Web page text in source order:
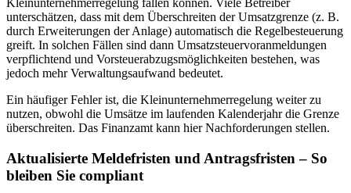
unterschätzen, dass mit dem Überschreiten der Umsatzgrenze (z. B.
durch Erweiterungen der Anlage) automatisch die Regelbesteuerung
greift. In solchen Fällen sind dann Umsatzsteuervoranmeldungen
verpflichtend und Vorsteuerabzugsmöglichkeiten bestehen, was
jedoch mehr Verwaltungsaufwand bedeutet.
Ein häufiger Fehler ist, die Kleinunternehmerregelung weiter zu
nutzen, obwohl die Umsätze im laufenden Kalenderjahr die Grenze
überschreiten. Das Finanzamt kann hier Nachforderungen stellen.
Aktualisierte Meldefristen und Antragsfristen – So
bleiben Sie compliant